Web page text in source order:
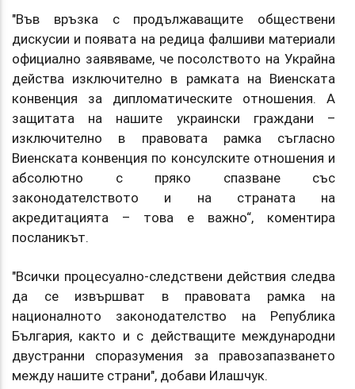
"Във връзка с продължаващите обществени
дискусии и появата на редица фалшиви материали
официално заявяваме, че посолството на Украйна
действа изключително в рамката на Виенската
конвенция за дипломатическите отношения. А
защитата на нашите украински граждани –
изключително в правовата рамка съгласно
Виенската конвенция по консулските отношения и
абсолютно с пряко спазване със
законодателството и на страната на
акредитацията – това е важно“, коментира
посланикът.
"Всички процесуално-следствени действия следва
да се извършват в правовата рамка на
националното законодателство на Република
България, както и с действащите международни
двустранни споразумения за правозапазването
между нашите страни", добави Илашчук.